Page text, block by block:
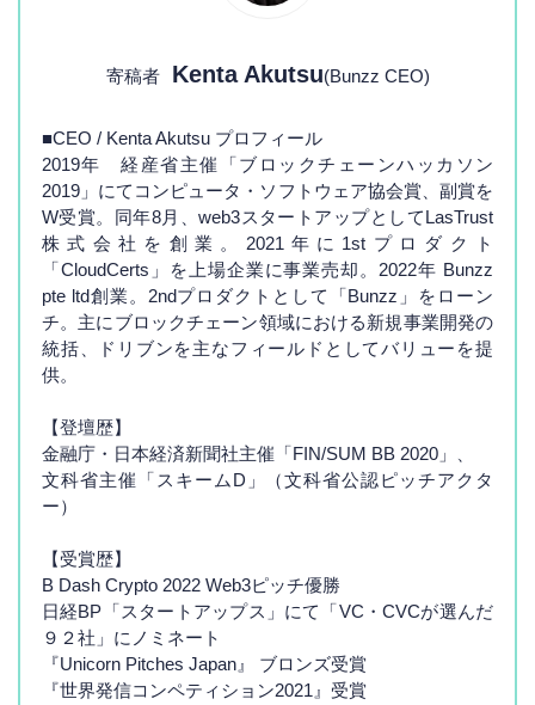
寄稿者 Kenta Akutsu(Bunzz CEO)
■CEO / Kenta Akutsu プロフィール
2019年 経産省主催「ブロックチェーンハッカソン
2019」にてコンピュータ・ソフトウェア協会賞、副賞を
W受賞。同年8月、web3スタートアップとしてLasTrust
株式会社を創業。2021年に1stプロダクト
「CloudCerts」を上場企業に事業売却。2022年 Bunzz
pte ltd創業。2ndプロダクトとして「Bunzz」をローン
チ。主にブロックチェーン領域における新規事業開発の
統括、ドリブンを主なフィールドとしてバリューを提
供。
【登壇歴】
金融庁・日本経済新聞社主催「FIN/SUM BB 2020」、
文科省主催「スキームD」（文科省公認ピッチアクタ
ー）
【受賞歴】
B Dash Crypto 2022 Web3ピッチ優勝
日経BP「スタートアップス」にて「VC・CVCが選んだ
９２社」にノミネート
『Unicorn Pitches Japan』 ブロンズ受賞
『世界発信コンペティション2021』受賞